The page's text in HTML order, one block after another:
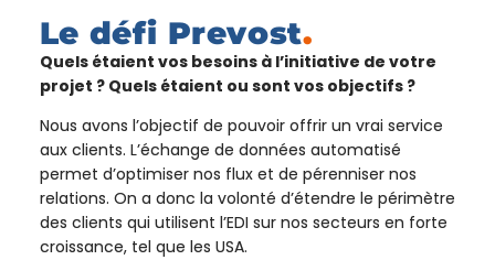
Le défi Prevost.
Quels étaient vos besoins à l’initiative de votre
projet ? Quels étaient ou sont vos objectifs ?
Nous avons l’objectif de pouvoir offrir un vrai service
aux clients. L’échange de données automatisé
permet d’optimiser nos flux et de pérenniser nos
relations. On a donc la volonté d’étendre le périmètre
des clients qui utilisent l’EDI sur nos secteurs en forte
croissance, tel que les USA.